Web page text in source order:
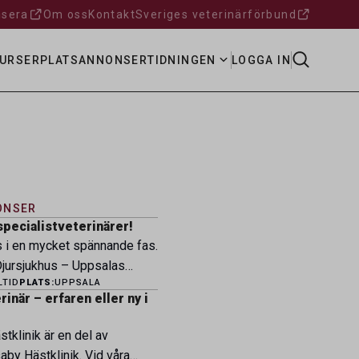
Om oss KontaktSveriges veterinärförbund
PLATSANNONSERTIDNINGEN LOGGA IN
en mycket spännande fas.
– Uppsalas
– expanderar nu sin
och söker
med
som vill vara med
PLATS:UPPSALA
– erfaren eller ny i
är en del av
Hästklinik. Vid våra